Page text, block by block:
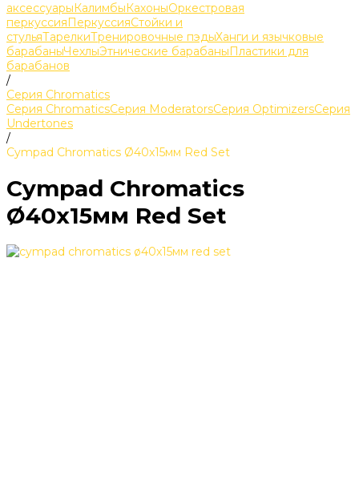
аксессуарыКалимбыКахоныОркестровая
перкуссияПеркуссияСтойки и
стульяТарелкиТренировочные пэдыХанги и язычковые
барабаныЧехлыЭтнические барабаныПластики для
барабанов
/
Серия Chromatics
Серия ChromaticsСерия ModeratorsСерия OptimizersСерия
Undertones
/
Cympad Chromatics Ø40x15мм Red Set
Cympad Chromatics
Ø40x15мм Red Set